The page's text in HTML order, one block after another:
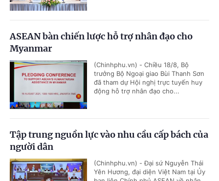
ASEAN bàn chiến lược hỗ trợ nhân đạo cho
Myanmar
(Chinhphu.vn) - Chiều 18/8, Bộ
trưởng Bộ Ngoại giao Bùi Thanh Sơn
đã tham dự Hội nghị trực tuyến huy
động hỗ trợ nhân đạo cho...
Tập trung nguồn lực vào nhu cầu cấp bách của
người dân
(Chinhphu.vn) - Đại sứ Nguyễn Thái
Yên Hương, đại diện Việt Nam tại Ủy